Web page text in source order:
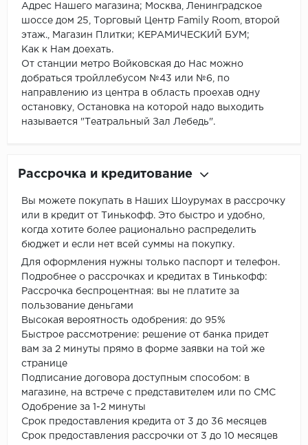
Адрес Нашего магазина; Москва, Ленинградское
шоссе дом 25, Торговый Центр Family Room, второй
этаж., Магазин Плитки; КЕРАМИЧЕСКИЙ БУМ;
Как к Нам доехать.
От станции метро Войковская до Нас можно
добраться тройллебусом №43 или №6, по
направлению из центра в область проехав одну
остановку, Остановка на которой надо выходить
называется "Театральный Зал Лебедь".
Рассрочка и кредитование
Вы можете покупать в Наших Шоурумах в рассрочку
или в кредит от Тинькофф. Это быстро и удобно,
когда хотите более рационально распределить
бюджет и если нет всей суммы на покупку.
Для оформления нужны только паспорт и телефон.
Подробнее о рассрочках и кредитах в Тинькофф:
Рассрочка беспроцентная: вы не платите за
пользование деньгами
Высокая вероятность одобрения: до 95%
Быстрое рассмотрение: решение от банка придет
вам за 2 минуты прямо в форме заявки на той же
странице
Подписание договора доступным способом: в
магазине, на встрече с представителем или по СМС
Одобрение за 1-2 минуты
Срок предоставления кредита от 3 до 36 месяцев
Срок предоставления рассрочки от 3 до 10 месяцев